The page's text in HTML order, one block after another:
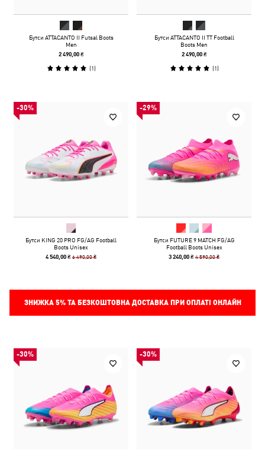
Бутси ATTACANTO II Futsal Boots
Men
2 490,00 ₴
(1)
Бутси ATTACANTO II TT Football
Boots Men
2 490,00 ₴
(1)
-30%
Бутси KING 20 PRO FG/AG Football
Boots Unisex
4 540,00 ₴6 490,00 ₴
-29%
Бутси FUTURE 9 MATCH FG/AG
Football Boots Unisex
3 240,00 ₴4 590,00 ₴
ЗНИЖКА 5%ТА БЕЗКОШТОВНА ДОСТАВКА ПРИ ОПЛАТІ ОНЛАЙН
-30% -30%